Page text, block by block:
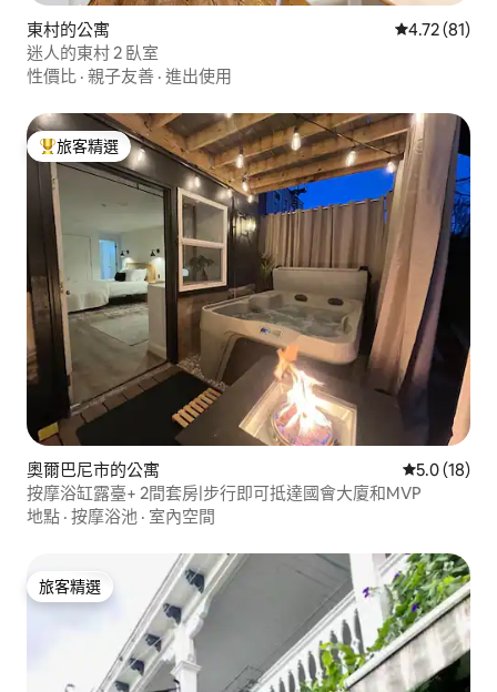
東村的公寓 從 81 則評價
4.72 (81)
迷人的東村 2 臥室
性價比 · 親子友善 · 進出使用
旅客精選榜首
旅客精選
奧爾巴尼市的公寓 從 18 則評
5.0 (18)
按摩浴缸露臺+ 2間套房|步行即可抵達國會大廈和MVP
地點 · 按摩浴池 · 室內空間
旅客精選
旅客精選